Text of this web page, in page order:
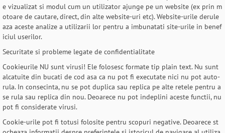
e vizualizat si modul cum un utilizator ajunge pe un website (ex prin m
otoare de cautare, direct, din alte website-uri etc). Website-urile derule
aza aceste analize a utilizarii lor pentru a imbunatati site-urile in benef
iciul userilor.
Securitate si probleme legate de confidentialitate
Cookieurile NU sunt virusi! Ele folosesc formate tip plain text. Nu sunt
alcatuite din bucati de cod asa ca nu pot fi executate nici nu pot auto-
rula. In consecinta, nu se pot duplica sau replica pe alte retele pentru a
se rula sau replica din nou. Deoarece nu pot indeplini aceste functii, nu
pot fi considerate virusi.
Cookie-urile pot fi totusi folosite pentru scopuri negative. Deoarece st